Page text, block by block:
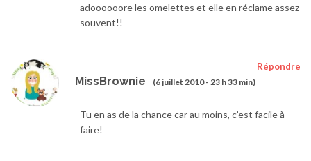
adoooooore les omelettes et elle en réclame assez
souvent!!
MissBrownie (6 juillet 2010 - 23 h 33 min)
Répondre
Tu en as de la chance car au moins, c’est facile à
faire!